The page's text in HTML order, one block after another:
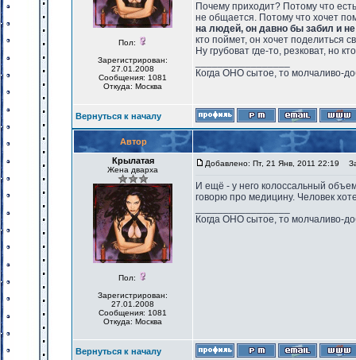
Пол:
Зарегистрирован:
27.01.2008
Сообщения: 1081
Откуда: Москва
Почему приходит? Потому что
не общается. Потому что хочет
на людей, он давно бы забил и
кто поймет, он хочет поделиться
Ну грубоват где-то, резковат, но
Когда ОНО сытое, то молчаливо-
Вернуться к началу
Автор
Крылатая
Жена дварха
Пол:
Зарегистрирован:
27.01.2008
Сообщения: 1081
Откуда: Москва
Добавлено: Пт, 21 Янв, 2011 22:19
И ещё - у него колоссальный
говорю про медицину. Человек
Когда ОНО сытое, то молчаливо-
Вернуться к началу